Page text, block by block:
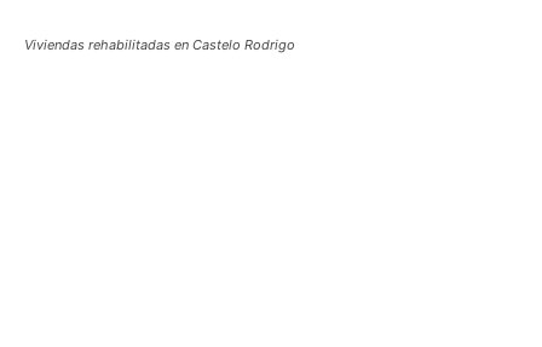
Viviendas rehabilitadas en Castelo Rodrigo